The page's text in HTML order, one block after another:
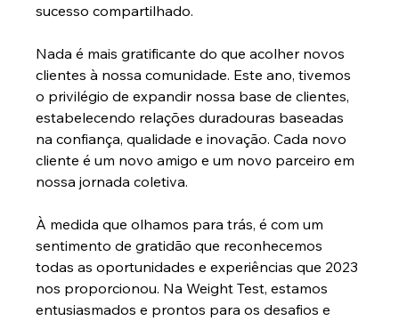
sucesso compartilhado.
Nada é mais gratificante do que acolher novos
clientes à nossa comunidade. Este ano, tivemos
o privilégio de expandir nossa base de clientes,
estabelecendo relações duradouras baseadas
na confiança, qualidade e inovação. Cada novo
cliente é um novo amigo e um novo parceiro em
nossa jornada coletiva.
À medida que olhamos para trás, é com um
sentimento de gratidão que reconhecemos
todas as oportunidades e experiências que 2023
nos proporcionou. Na Weight Test, estamos
entusiasmados e prontos para os desafios e